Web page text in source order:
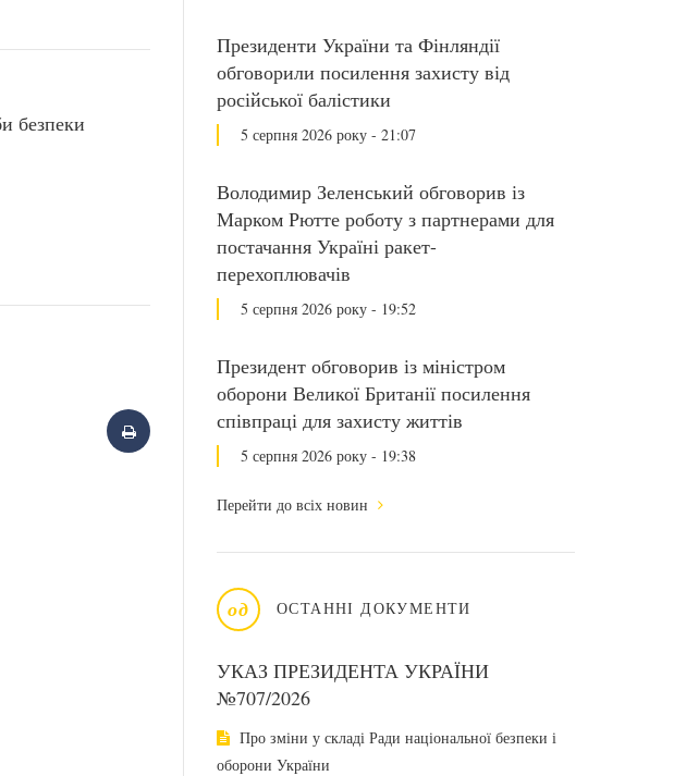
Президенти України та Фінляндії
обговорили посилення захисту від
російської балістики
5 серпня 2026 року - 21:07
Володимир Зеленський обговорив із
Марком Рютте роботу з партнерами для
постачання Україні ракет-
перехоплювачів
5 серпня 2026 року - 19:52
Президент обговорив із міністром
оборони Великої Британії посилення
співпраці для захисту життів
5 серпня 2026 року - 19:38
Перейти до всіх новин
од ОСТАННІ ДОКУМЕНТИ
УКАЗ ПРЕЗИДЕНТА УКРАЇНИ
№707/2026
Про зміни у складі Ради національної безпеки і
оборони України
безпеки